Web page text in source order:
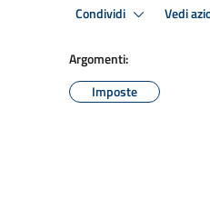
Condividi Vedi
Argomenti:
Imposte